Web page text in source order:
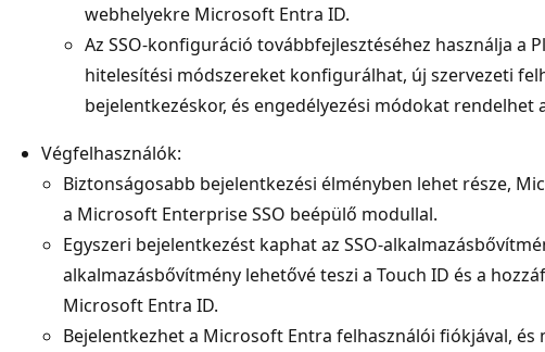
webhelyekre Microsoft Entra ID.
Az SSO-konfiguráció továbbfejlesztéséhez használja a
hitelesítési módszereket konfigurálhat, új szervezeti
bejelentkezéskor, és engedélyezési módokat rendelhet
Végfelhasználók:
Biztonságosabb bejelentkezési élményben lehet része,
a Microsoft Enterprise SSO beépülő modullal.
Egyszeri bejelentkezést kaphat az SSO-
alkalmazásbővítmény lehetővé teszi a Touch ID és a
Microsoft Entra ID.
Bejelentkezhet a Microsoft Entra felhasználói fiókjával, és